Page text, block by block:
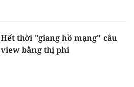
Hết thời "giang hồ mạng" câu
view bằng thị phi